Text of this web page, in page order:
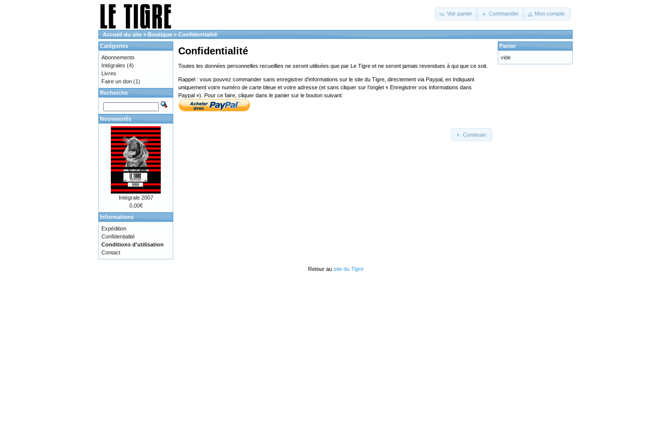
Voir panier Commander Mon compte
Accueil du site » Boutique » Confidentialité
Confidentialité
Toutes les données personnelles recueillies ne seront utilisées que par Le Tigre et ne seront jamais revendues à qui que ce soit.
Rappel : vous pouvez commander sans enregistrer d’informations sur le site du Tigre, directement via Paypal, en indiquant
uniquement votre numéro de carte bleue et votre adresse (et sans cliquer sur l’onglet « Enregistrer vos informations dans
Paypal »). Pour ce faire, cliquer dans le panier sur le bouton suivant:
Continuer
Catégories
Abonnements
Intégrales (4)
Livres
Faire un don (1)
Recherche
Nouveautés
Intégrale 2007
0,00€
Informations
Expédition
Confidentialité
Conditions d'utilisation
Contact
Panier
vide
Retour au site du Tigre